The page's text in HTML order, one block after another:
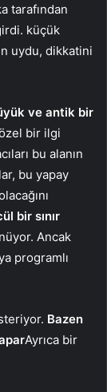
tarafından
küçük
uydu, dikkatini
ve antik bir
bir ilgi
bu alanın
bu yapay
bir sınır
Ancak
programlı
Bazen
Ayrıca bir